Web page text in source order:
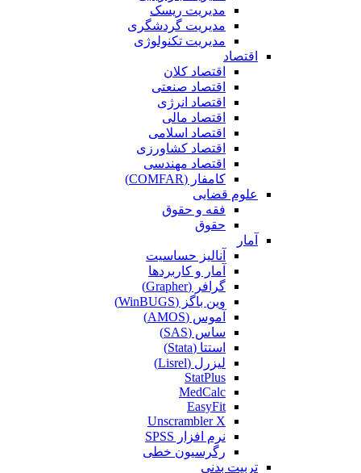
مدیریت ریسک
مدیریت گردشگری
مدیریت تکنولوژی
اقتصاد
اقتصاد کلان
اقتصاد صنعتی
اقتصاد انرژی
اقتصاد مالی
اقتصاد اسلامی
اقتصاد کشاورزی
اقتصاد مهندسی
کامفار (COMFAR)
علوم قضایی
فقه و حقوق
حقوق
آمار
آنالیز حساسیت
آمار و کاربردها
گرافر (Grapher)
وین باگز (WinBUGS)
آموس (AMOS)
ساس (SAS)
استتا (Stata)
لیزرل (Lisrel)
StatPlus
MedCalc
EasyFit
Unscrambler X
نرم افزار SPSS
رگرسیون خطی
تربیت بدنی